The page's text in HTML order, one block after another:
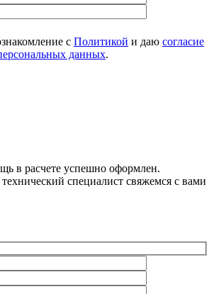
с Политикой и даю согласие
данных.
в расчете успешно оформлен.
специалист свяжемся с вами